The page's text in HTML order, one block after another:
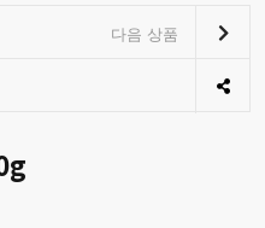
다음 상품